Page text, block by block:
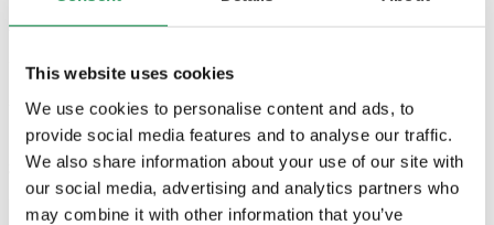
This website uses cookies
We use cookies to personalise content and ads, to
provide social media features and to analyse our traffic.
We also share information about your use of our site with
our social media, advertising and analytics partners who
may combine it with other information that you’ve
Artikelnummer Verbindung
502050 G 3/4" A (ISO 228-1) AG
2D-Zeichnungen